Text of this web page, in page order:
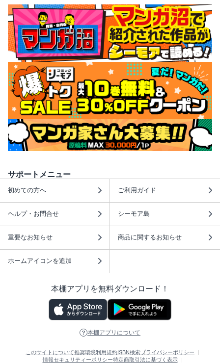
サポートメニュー
初めての方へ ご利用ガイド
ヘルプ・お問合せ シーモア島
重要なお知らせ 商品に関するお知らせ
ホームアイコンを追加
本棚アプリを無料ダウンロード！
本棚アプリについて
このサイトについて推奨環境利用規約ISBN検索プライバシーポリシー
情報セキュリティーポリシー特定商取引法に基づく表示